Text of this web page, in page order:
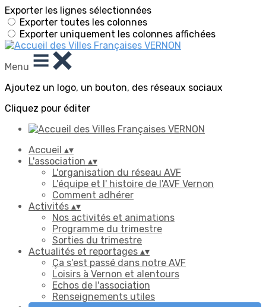
Exporter les lignes sélectionnées
Exporter toutes les colonnes
Exporter uniquement les colonnes affichées
Menu
Ajoutez un logo, un bouton, des réseaux sociaux
Cliquez pour éditer
Accueil ▴▾
L'association ▴▾
L'organisation du réseau AVF
L'équipe et l' histoire de l'AVF Vernon
Comment adhérer
Activités ▴▾
Nos activités et animations
Programme du trimestre
Sorties du trimestre
Actualités et reportages ▴▾
Ça s'est passé dans notre AVF
Loisirs à Vernon et alentours
Echos de l'association
Renseignements utiles